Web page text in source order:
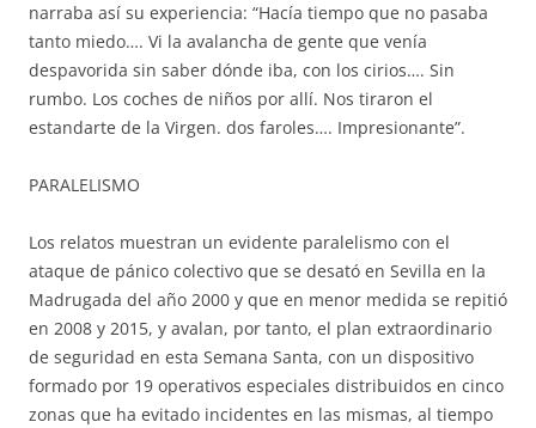
narraba así su experiencia: “Hacía tiempo que no pasaba
tanto miedo…. Vi la avalancha de gente que venía
despavorida sin saber dónde iba, con los cirios…. Sin
rumbo. Los coches de niños por allí. Nos tiraron el
estandarte de la Virgen. dos faroles…. Impresionante”.
PARALELISMO
Los relatos muestran un evidente paralelismo con el
ataque de pánico colectivo que se desató en Sevilla en la
Madrugada del año 2000 y que en menor medida se repitió
en 2008 y 2015, y avalan, por tanto, el plan extraordinario
de seguridad en esta Semana Santa, con un dispositivo
formado por 19 operativos especiales distribuidos en cinco
zonas que ha evitado incidentes en las mismas, al tiempo